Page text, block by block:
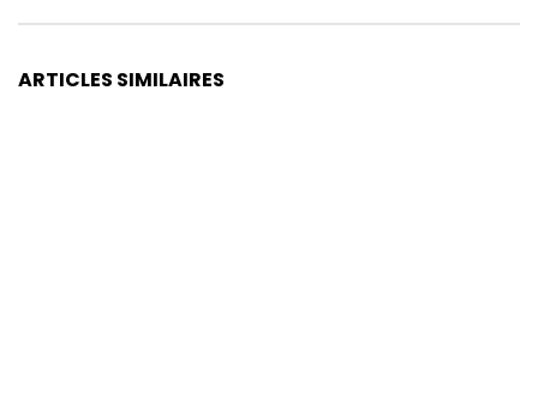
ARTICLES SIMILAIRES